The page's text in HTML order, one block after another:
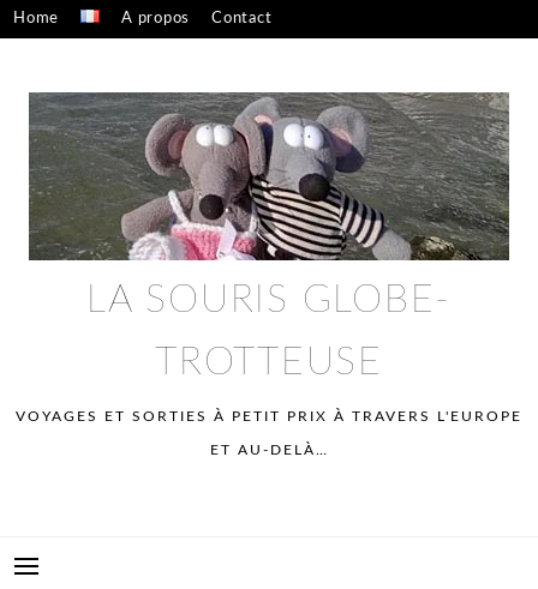
Skip
to
Home A propos Contact
LA SOURIS GLOBE-
TROTTEUSE
VOYAGES ET SORTIES À PETIT PRIX À TRAVERS L'EUROPE
ET AU-DELÀ…